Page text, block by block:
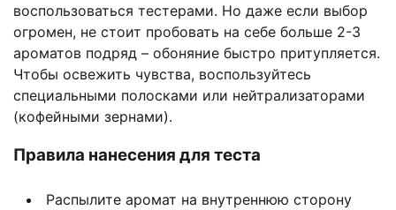
воспользоваться тестерами. Но даже если выбор
огромен, не стоит пробовать на себе больше 2-3
ароматов подряд – обоняние быстро притупляется.
Чтобы освежить чувства, воспользуйтесь
специальными полосками или нейтрализаторами
(кофейными зернами).
Правила нанесения для теста
Распылите аромат на внутреннюю сторону